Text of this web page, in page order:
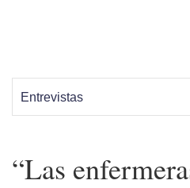
Entrevistas
“Las